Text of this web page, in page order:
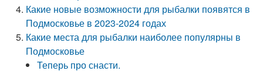
Какие новые возможности для рыбалки появятся в
Подмосковье в 2023-2024 годах
Какие места для рыбалки наиболее популярны в
Подмосковье
Теперь про снасти.